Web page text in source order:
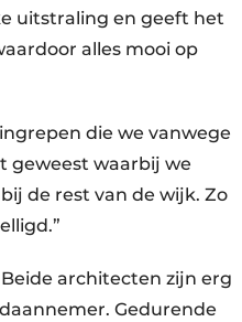
uitstraling en geeft het
alles mooi op
die we vanwege
geweest waarbij we
de rest van de wijk. Zo
architecten zijn erg
Gedurende